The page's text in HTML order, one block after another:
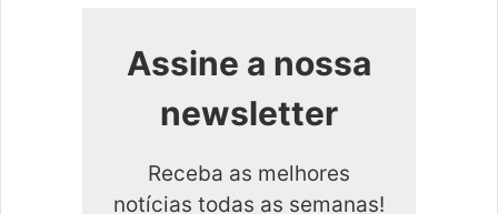
Assine a nossa
newsletter
Receba as melhores
notícias todas as semanas!